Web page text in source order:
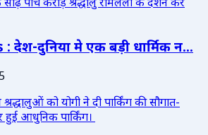
देश-दुनिया मे एक बड़ी धार्मिक न...